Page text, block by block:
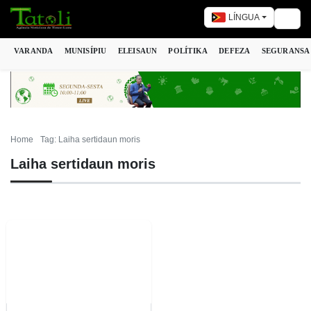
LÍNGUA
VARANDA MUNISÍPIU ELEISAUN POLÍTIKA DEFEZA SEGURANSA
Home Tag: Laiha sertidaun moris
Laiha sertidaun moris